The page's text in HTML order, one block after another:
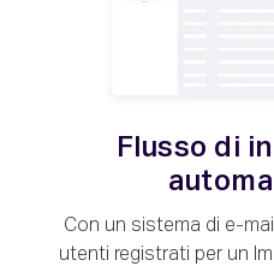
Flusso di
Con un sistema di e-
utenti registrati per un